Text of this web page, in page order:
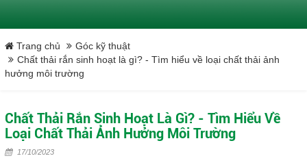
Máy sấy bùn
Xưởng sản xuất máy ép bùn trục vít uy tín tại Việt Nam
Trang chủ
Góc kỹ thuật
Chất thải rắn sinh hoạt là gì? - Tìm hiểu về loại chất thải ảnh
hưởng môi trường
Chất Thải Rắn Sinh Hoạt Là Gì? - Tìm Hiểu Về
Loại Chất Thải Ảnh Hưởng Môi Trường
17/10/2023